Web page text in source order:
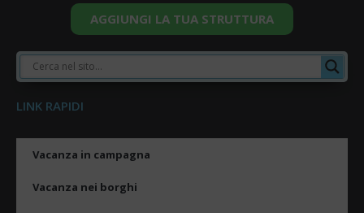
AGGIUNGI LA TUA STRUTTURA
LINK RAPIDI
Vacanza in campagna
Vacanza nei borghi